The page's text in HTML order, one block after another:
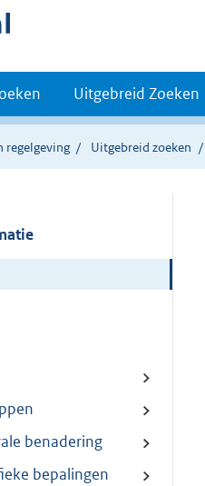
Uitgebreid Zoeken
regelgeving Uitgebreid zoeken
benadering
bepalingen